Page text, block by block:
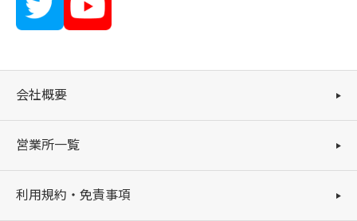
会社概要
営業所一覧
利用規約・免責事項